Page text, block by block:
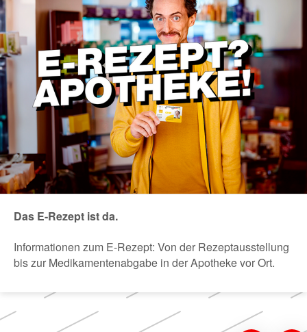
Das E-Rezept ist da.
Informationen zum E-Rezept: Von der Rezeptausstellung
bis zur Medikamentenabgabe in der Apotheke vor Ort.